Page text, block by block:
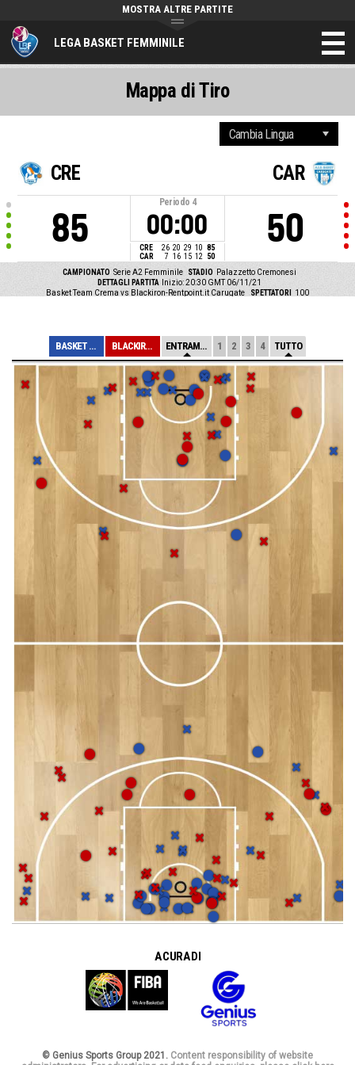
LEGA BASKET FEMMINILE
MOSTRA ALTRE PARTITE
CRE
85
Periodo 4
00:00
CRE 26 20 29 10 85
CAR
7 16 15 12 50
CAR
50
CAMPIONATO Serie A2 Femminile STADIO
Palazzetto Cremonesi
DETTAGLI PARTITA
Inizio: 20:30 GMT 06/11/21
Basket Team Crema vs Blackiron-Rentpoint.it Carugate
SPETTATORI 100
Mappa di Tiro
BASKET TEAM CRE... BLACKIRON-RENTP... ENTRAMBE 1 2 3 4 TUTTO
A CURA DI
© Genius Sports Group 2021. Content responsibility of website